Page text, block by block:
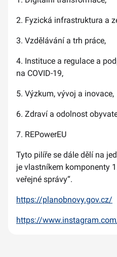
2. Fyzická infrastruktura a
3. Vzdělávání a trh práce,
4. Instituce a regulace a
na COVID-19,
5. Výzkum, vývoj a inovace,
6. Zdraví a odolnost
7. REPowerEU
Tyto pilíře se dále dělí na
je vlastníkem komponenty
veřejné správy“.
https://planobnovy.gov.cz/
https://